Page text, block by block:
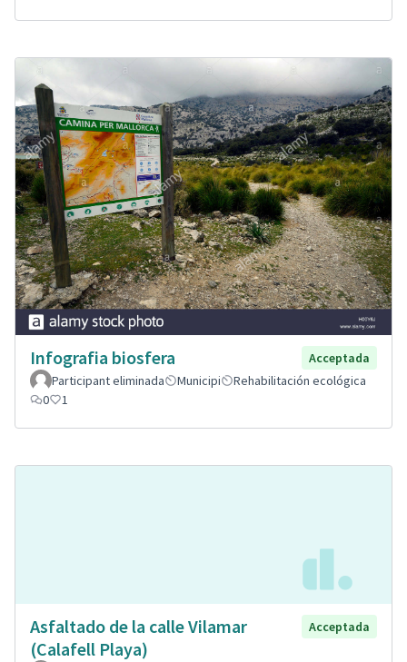
Infografia biosfera
Acceptada
Participant eliminada
Municipi
Rehabilitación ecológica
0
1
Asfaltado de la calle Vilamar
(Calafell Playa)
Acceptada